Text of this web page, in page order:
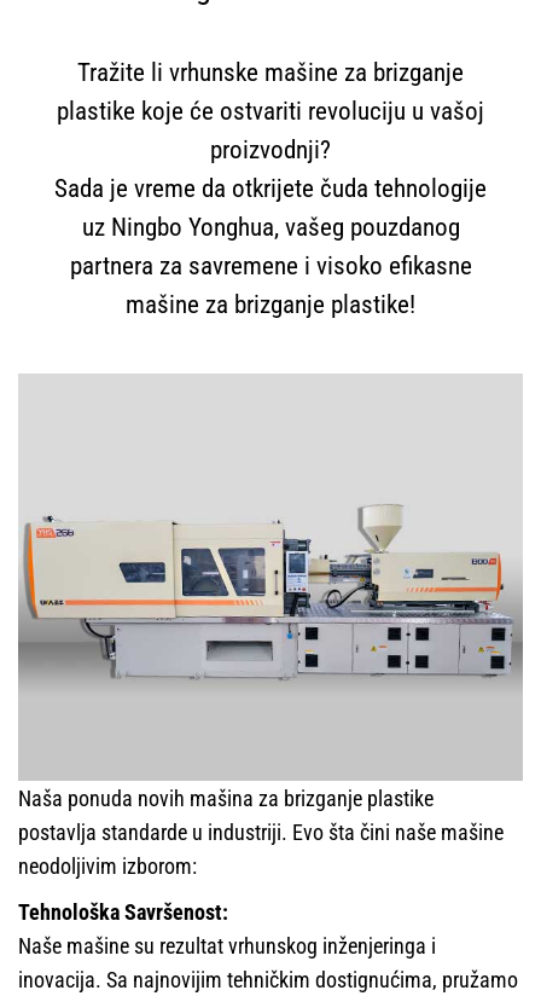
Tražite li vrhunske mašine za brizganje
plastike koje će ostvariti revoluciju u vašoj
proizvodnji?
Sada je vreme da otkrijete čuda tehnologije
uz Ningbo Yonghua, vašeg pouzdanog
partnera za savremene i visoko efikasne
mašine za brizganje plastike!
Naša ponuda novih mašina za brizganje plastike
postavlja standarde u industriji. Evo šta čini naše mašine
neodoljivim izborom:
Tehnološka Savršenost:
Naše mašine su rezultat vrhunskog inženjeringa i
inovacija. Sa najnovijim tehničkim dostignućima, pružamo